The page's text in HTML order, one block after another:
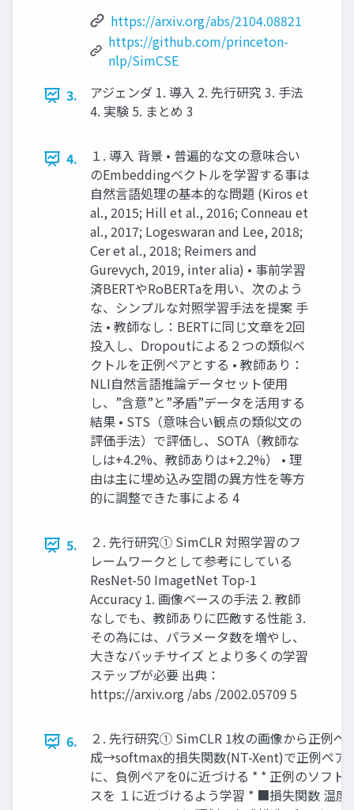
https://arxiv.org/abs/2104.08821
https://github.com/princeton-
nlp/SimCSE
3.
アジェンダ 1. 導入 2. 先行研究 3. 手法
4. 実験 5. まとめ 3
4.
１. 導入 背景 • 普遍的な文の意味合い
のEmbeddingベクトルを学習する事は
自然言語処理の基本的な問題 (Kiros et
al., 2015; Hill et al., 2016; Conneau et
al., 2017; Logeswaran and Lee, 2018;
Cer et al., 2018; Reimers and
Gurevych, 2019, inter alia) • 事前学習
済BERTやRoBERTaを用い、次のよう
な、シンプルな対照学習手法を提案 手
法 • 教師なし：BERTに同じ文章を2回
投入し、Dropoutによる２つの類似ベ
クトルを正例ペアとする • 教師あり：
NLI自然言語推論データセット使用
し、”含意”と”矛盾”データを活用する
結果 • STS（意味合い観点の類似文の
評価手法）で評価し、SOTA（教師な
しは+4.2%、教師ありは+2.2%） • 理
由は主に埋め込み空間の異方性を等方
的に調整できた事による 4
5.
２. 先行研究① SimCLR 対照学習のフ
レームワークとして参考にしている
ResNet-50 ImagetNet Top-1
Accuracy 1. 画像ベースの手法 2. 教師
なしでも、教師ありに匹敵する性能 3.
その為には、パラメータ数を増やし、
大きなバッチサイズ とより多くの学習
ステップが必要 出典：
https://arxiv.org /abs /2002.05709 5
6.
２. 先行研究① SimCLR 1枚の画像から正例ペ
成→softmax的損失関数(NT-Xent)で正例ペア
に、負例ペアを0に近づける * * 正例のソフト
スを １に近づけるよう学習 * ■損失関数 温度